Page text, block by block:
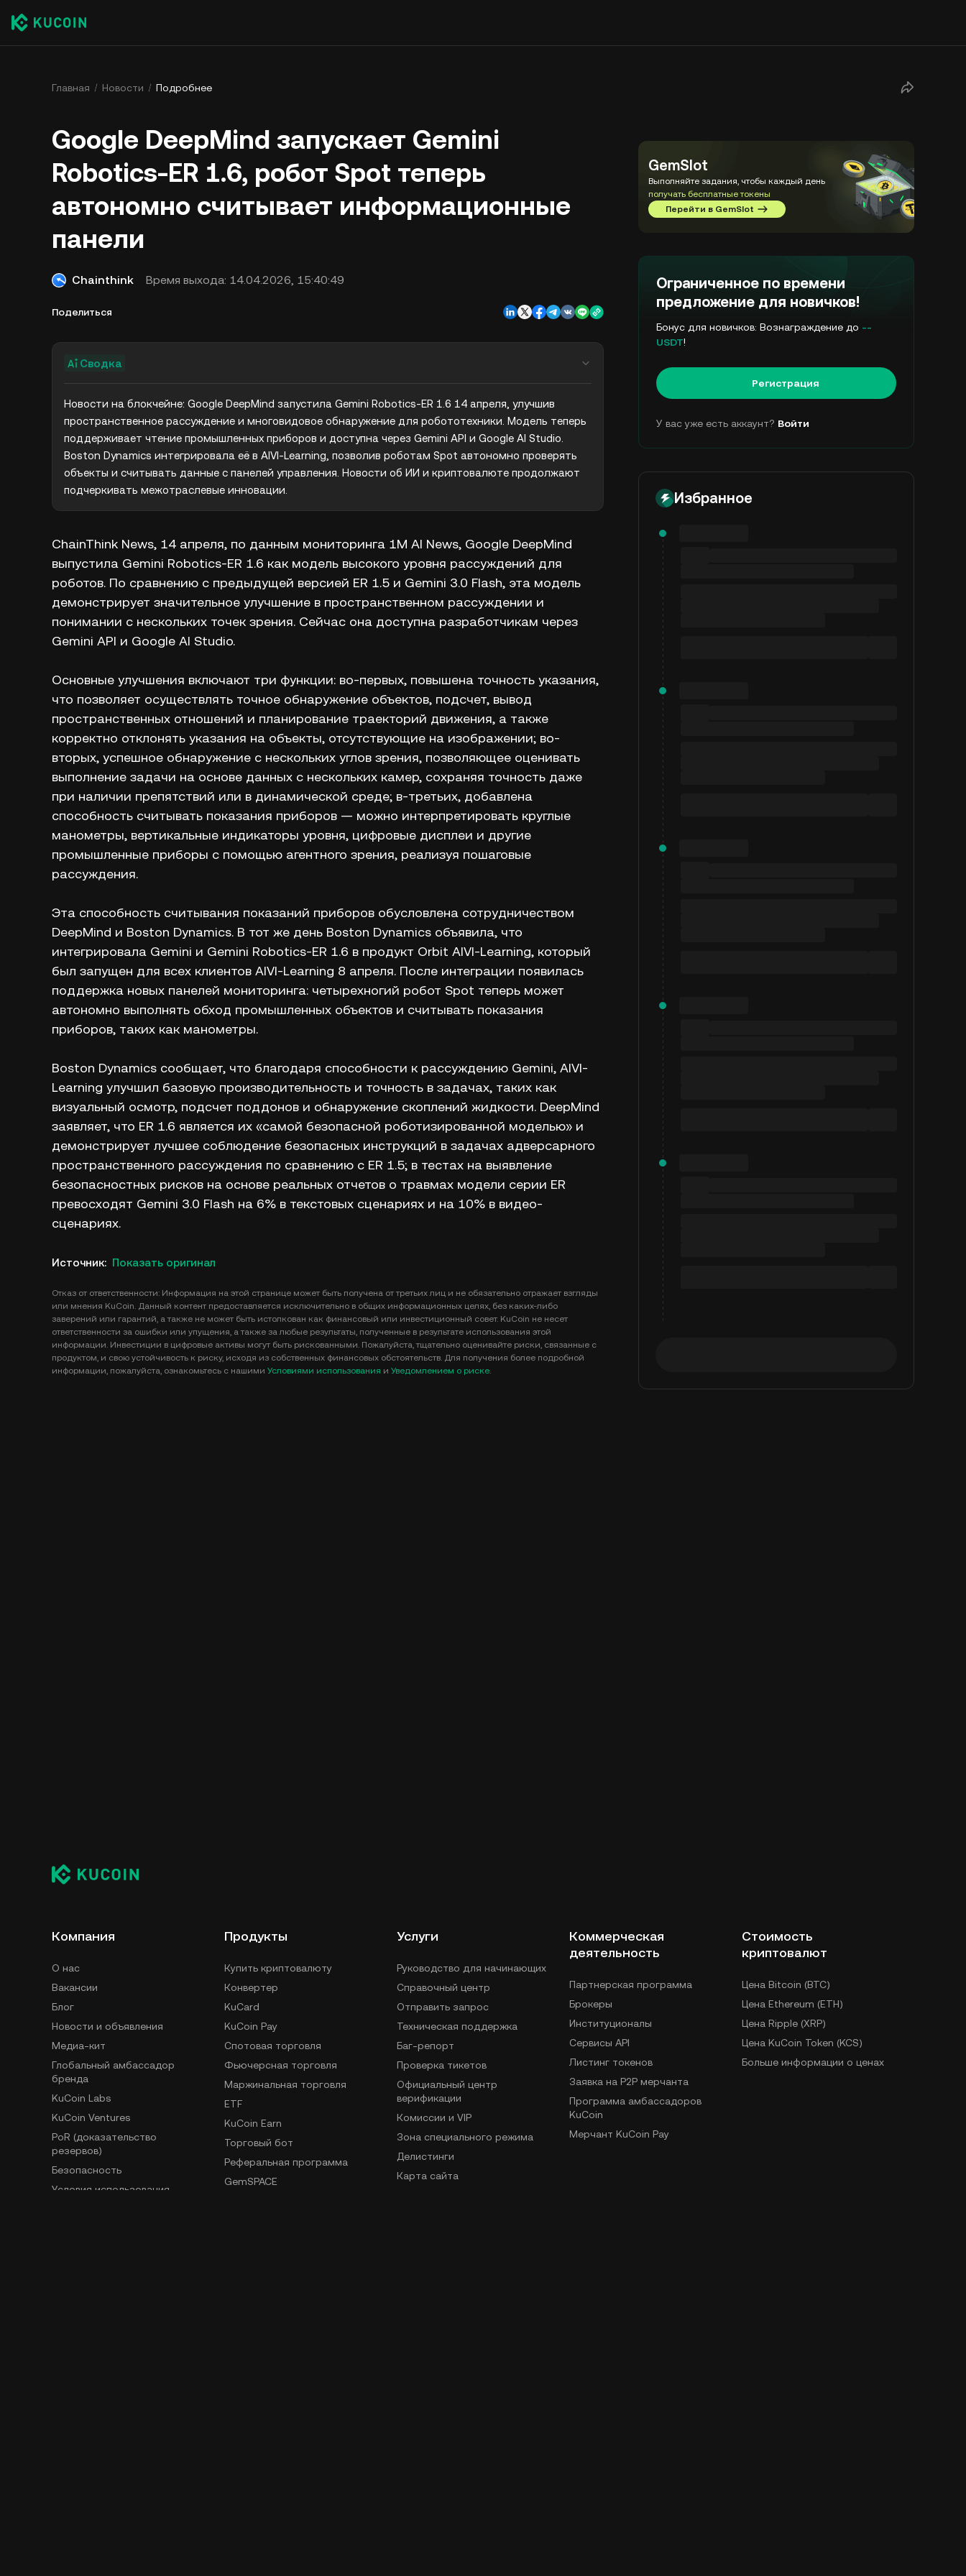
Главная Новости Подробнее
Google DeepMind запускает Gemini
Robotics-ER 1.6, робот Spot теперь
автономно считывает информационные
панели
Chainthink Время выхода: 14.04.2026, 15:40:49
Поделиться
Сводка
Новости на блокчейне: Google DeepMind запустила Gemini Robotics-ER 1.6 14 апреля, улучшив
пространственное рассуждение и многовидовое обнаружение для робототехники. Модель теперь
поддерживает чтение промышленных приборов и доступна через Gemini API и Google AI Studio.
Boston Dynamics интегрировала её в AIVI-Learning, позволив роботам Spot автономно проверять
объекты и считывать данные с панелей управления. Новости об ИИ и криптовалюте продолжают
подчеркивать межотраслевые инновации.
ChainThink News, 14 апреля, по данным мониторинга 1M AI News, Google DeepMind
выпустила Gemini Robotics-ER 1.6 как модель высокого уровня рассуждений для
роботов. По сравнению с предыдущей версией ER 1.5 и Gemini 3.0 Flash, эта модель
демонстрирует значительное улучшение в пространственном рассуждении и
понимании с нескольких точек зрения. Сейчас она доступна разработчикам через
Gemini API и Google AI Studio.
Основные улучшения включают три функции: во-первых, повышена точность указания,
что позволяет осуществлять точное обнаружение объектов, подсчет, вывод
пространственных отношений и планирование траекторий движения, а также
корректно отклонять указания на объекты, отсутствующие на изображении; во-
вторых, успешное обнаружение с нескольких углов зрения, позволяющее оценивать
выполнение задачи на основе данных с нескольких камер, сохраняя точность даже
при наличии препятствий или в динамической среде; в-третьих, добавлена
способность считывать показания приборов — можно интерпретировать круглые
манометры, вертикальные индикаторы уровня, цифровые дисплеи и другие
промышленные приборы с помощью агентного зрения, реализуя пошаговые
рассуждения.
Эта способность считывания показаний приборов обусловлена сотрудничеством
DeepMind и Boston Dynamics. В тот же день Boston Dynamics объявила, что
интегрировала Gemini и Gemini Robotics-ER 1.6 в продукт Orbit AIVI-Learning, который
был запущен для всех клиентов AIVI-Learning 8 апреля. После интеграции появилась
поддержка новых панелей мониторинга: четырехногий робот Spot теперь может
автономно выполнять обход промышленных объектов и считывать показания
приборов, таких как манометры.
Boston Dynamics сообщает, что благодаря способности к рассуждению Gemini, AIVI-
Learning улучшил базовую производительность и точность в задачах, таких как
визуальный осмотр, подсчет поддонов и обнаружение скоплений жидкости. DeepMind
заявляет, что ER 1.6 является их «самой безопасной роботизированной моделью» и
демонстрирует лучшее соблюдение безопасных инструкций в задачах адверсарного
пространственного рассуждения по сравнению с ER 1.5; в тестах на выявление
безопасностных рисков на основе реальных отчетов о травмах модели серии ER
превосходят Gemini 3.0 Flash на 6% в текстовых сценариях и на 10% в видео-
сценариях.
Источник: Показать оригинал
Отказ от ответственности: Информация на этой странице может быть получена от третьих лиц и не обязательно отражает взгляды
или мнения KuCoin. Данный контент предоставляется исключительно в общих информационных целях, без каких-либо
заверений или гарантий, а также не может быть истолкован как финансовый или инвестиционный совет. KuCoin не несет
ответственности за ошибки или упущения, а также за любые результаты, полученные в результате использования этой
информации. Инвестиции в цифровые активы могут быть рискованными. Пожалуйста, тщательно оценивайте риски, связанные с
продуктом, и свою устойчивость к риску, исходя из собственных финансовых обстоятельств. Для получения более подробной
информации, пожалуйста, ознакомьтесь с нашими Условиями использования и Уведомлением о риске.
GemSlot
Выполняйте задания, чтобы каждый день
получать бесплатные токены
Перейти в GemSlot
Ограниченное по времени
предложение для новичков!
Бонус для новичков: Вознаграждение до --
USDT!
Регистрация
У вас уже есть аккаунт? Войти
Избранное
Компания
О нас
Вакансии
Блог
Новости и объявления
Медиа-кит
Глобальный амбассадор
бренда
KuCoin Labs
KuCoin Ventures
PoR (доказательство
резервов)
Безопасность
Условия использования
Продукты
Купить криптовалюту
Конвертер
KuCard
KuCoin Pay
Спотовая торговля
Фьючерсная торговля
Маржинальная торговля
ETF
KuCoin Earn
Торговый бот
Реферальная программа
GemSPACE
Услуги
Руководство для начинающих
Справочный центр
Отправить запрос
Техническая поддержка
Баг-репорт
Проверка тикетов
Официальный центр
верификации
Комиссии и VIP
Зона специального режима
Делистинги
Карта сайта
Коммерческая
деятельность
Партнерская программа
Брокеры
Институционалы
Сервисы API
Листинг токенов
Заявка на P2P мерчанта
Программа амбассадоров
KuCoin
Мерчант KuCoin Pay
Стоимость
криптовалют
Цена Bitcoin (BTC)
Цена Ethereum (ETH)
Цена Ripple (XRP)
Цена KuCoin Token (KCS)
Больше информации о ценах